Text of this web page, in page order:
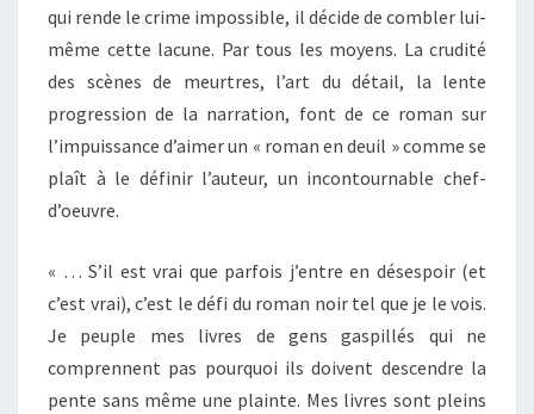
qui rende le crime impossible, il décide de combler lui-
même cette lacune. Par tous les moyens. La crudité
des scènes de meurtres, l’art du détail, la lente
progression de la narration, font de ce roman sur
l’impuissance d’aimer un « roman en deuil » comme se
plaît à le définir l’auteur, un incontournable chef-
d’oeuvre.
« … S’il est vrai que parfois j’entre en désespoir (et
c’est vrai), c’est le défi du roman noir tel que je le vois.
Je peuple mes livres de gens gaspillés qui ne
comprennent pas pourquoi ils doivent descendre la
pente sans même une plainte. Mes livres sont pleins